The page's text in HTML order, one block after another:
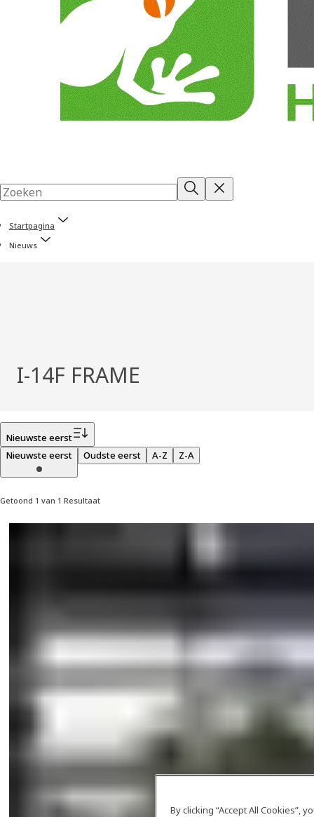
Startpagina
Nieuws
I-14F FRAME
Nieuwste eerst
Nieuwste eerst
Oudste eerst A-Z Z-A
Getoond 1 van 1 Resultaat
By clicking “Accept All Cookies”,